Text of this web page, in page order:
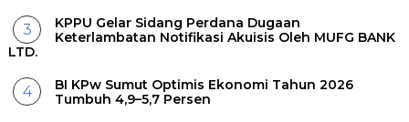
KPPU Gelar Sidang Perdana Dugaan
Keterlambatan Notifikasi Akuisis Oleh MUFG BANK
LTD.
BI KPw Sumut Optimis Ekonomi Tahun 2026
Tumbuh 4,9–5,7 Persen